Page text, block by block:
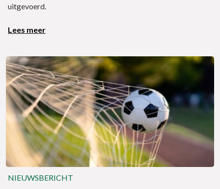
uitgevoerd.
Lees meer
NIEUWSBERICHT